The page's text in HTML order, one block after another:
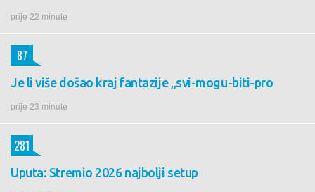
prije 22 minute
Je li više došao kraj fantazije „svi-mogu-biti-pro
prije 23 minute
87
Uputa: Stremio 2026 najbolji setup
281